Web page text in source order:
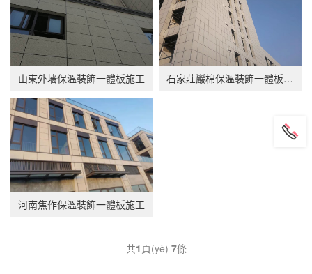
山東外墻保溫裝飾一體板施工 石家莊巖棉保溫裝飾一體板施工
河南焦作保溫裝飾一體板施工
共1頁(yè) 7條